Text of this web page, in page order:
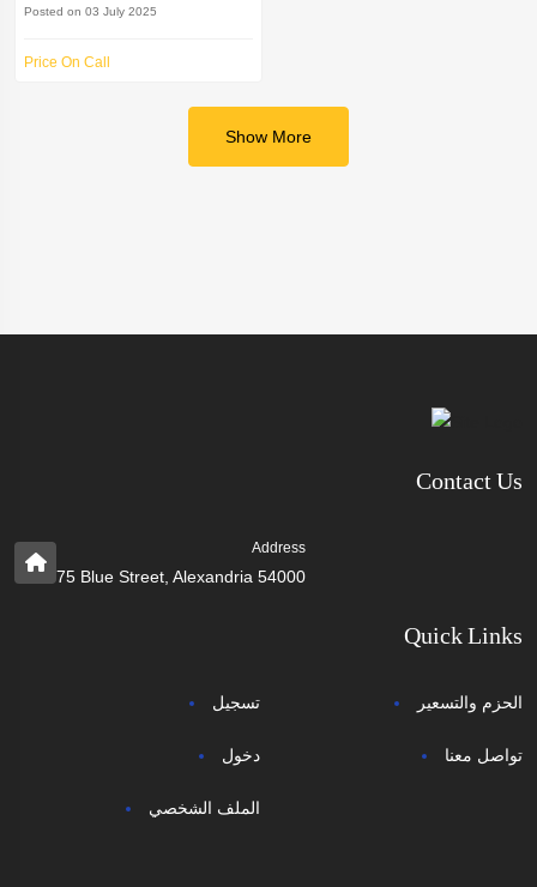
Posted on 03 July 2025
Price On Call
Show More
Contact Us
Address
75 Blue Street, Alexandria 54000
Quick Links
تسجيل
دخول
الملف الشخصي
الحزم والتسعير
تواصل معنا